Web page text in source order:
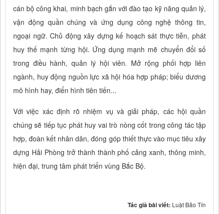
cán bộ công khai, minh bạch gắn với đào tạo kỹ năng quản lý,
vận động quần chúng và ứng dụng công nghệ thông tin,
ngoại ngữ. Chủ động xây dựng kế hoạch sát thực tiễn, phát
huy thế mạnh từng hội. Ứng dụng mạnh mẽ chuyển đổi số
trong điều hành, quản lý hội viên. Mở rộng phối hợp liên
ngành, huy động nguồn lực xã hội hóa hợp pháp; biểu dương
mô hình hay, điển hình tiên tiến...
Với việc xác định rõ nhiệm vụ và giải pháp, các hội quần
chúng sẽ tiếp tục phát huy vai trò nòng cốt trong công tác tập
hợp, đoàn kết nhân dân, đóng góp thiết thực vào mục tiêu xây
dựng Hải Phòng trở thành thành phố cảng xanh, thông minh,
hiện đại, trung tâm phát triển vùng Bắc Bộ.
Tác giả bài viết: Luật Bảo Tín